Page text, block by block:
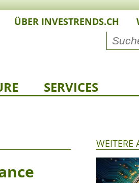
ÜBER INVESTRENDS.CH
SERVICES
WEITERE